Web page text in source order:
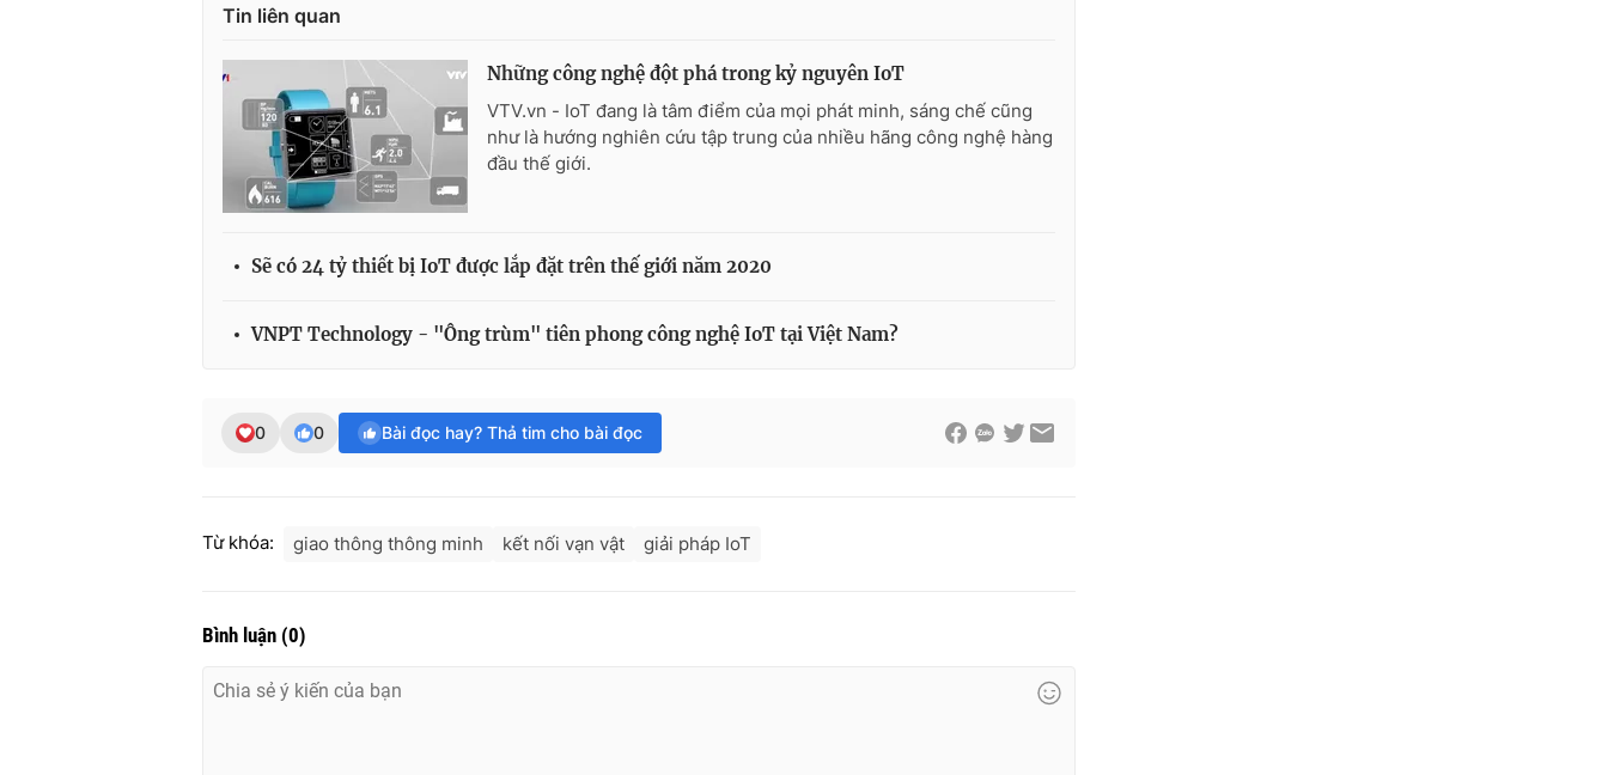
Tin liên quan
Những công nghệ đột phá trong kỷ nguyên IoT
VTV.vn - IoT đang là tâm điểm của mọi phát minh, sáng chế cũng
như là hướng nghiên cứu tập trung của nhiều hãng công nghệ hàng
đầu thế giới.
Sẽ có 24 tỷ thiết bị IoT được lắp đặt trên thế giới năm 2020
VNPT Technology - "Ông trùm" tiên phong công nghệ IoT tại Việt Nam?
0 0 Bài đọc hay? Thả tim cho bài đọc
Từ khóa: giao thông thông minh kết nối vạn vật giải pháp IoT
Bình luận (0)